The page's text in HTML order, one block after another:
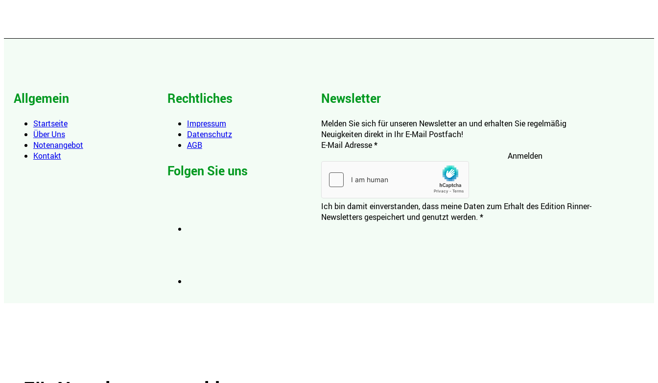
Allgemein
Startseite
Über Uns
Notenangebot
Kontakt
Rechtliches
Impressum
Datenschutz
AGB
Folgen Sie uns
Newsletter
Melden Sie sich für unseren Newsletter an und erhalten Sie regelmäßig
Neuigkeiten direkt in Ihr E-Mail Postfach!
E-Mail Adresse*
Anmelden
Ich bin damit einverstanden, dass meine Daten zum Erhalt des Edition Rinner-
Newsletters gespeichert und genutzt werden. *